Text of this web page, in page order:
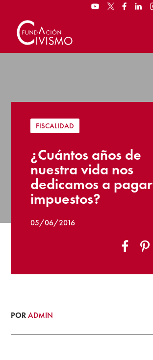
FISCALIDAD
¿Cuántos años de
nuestra vida nos
dedicamos a pagar
impuestos?
05/06/2016
PORADMIN